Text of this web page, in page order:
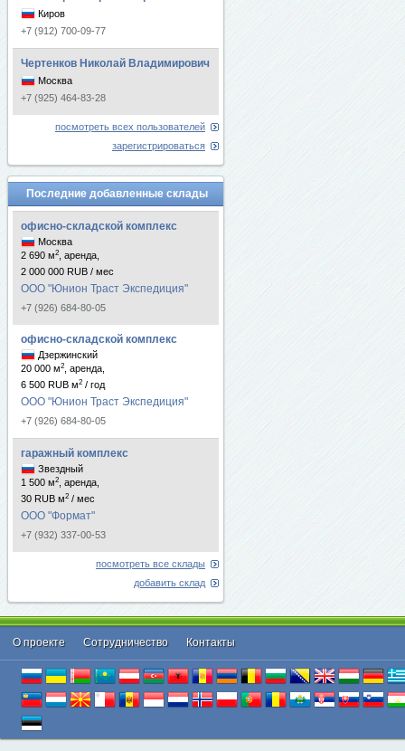
Киров
+7 (912) 700-09-77
Чертенков Николай Владимирович
Москва
+7 (925) 464-83-28
посмотреть всех пользователей
зарегистрироваться
Последние добавленные склады
офисно-складской комплекс
Москва
2 690 м2
, аренда,
2 000 000 RUB / мес
ООО "Юнион Траст Экспедиция"
+7 (926) 684-80-05
офисно-складской комплекс
Дзержинский
20 000 м2
, аренда,
6 500 RUB м2 / год
ООО "Юнион Траст Экспедиция"
+7 (926) 684-80-05
гаражный комплекс
Звездный
1 500 м2
, аренда,
30 RUB м2 / мес
ООО "Формат"
+7 (932) 337-00-53
посмотреть все склады
добавить склад
О проекте Cотрудничество Контакты